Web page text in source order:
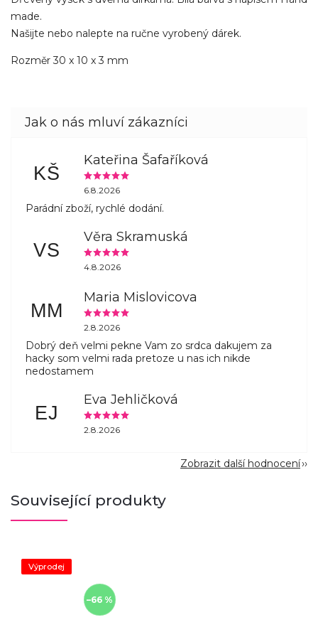
made.
Našijte nebo nalepte na ručne vyrobený dárek.
Rozměr 30 x 10 x 3 mm
KŠ
Kateřina Šafaříková
6.8.2026
Parádní zboží, rychlé dodání.
VS
Věra Skramuská
4.8.2026
MM
Maria Mislovicova
2.8.2026
Dobrý deň velmi pekne Vam zo srdca dakujem za
hacky som velmi rada pretoze u nas ich nikde
nedostamem
EJ
Eva Jehličková
2.8.2026
Zobrazit další hodnocení
Související produkty
Výprodej
–66 %